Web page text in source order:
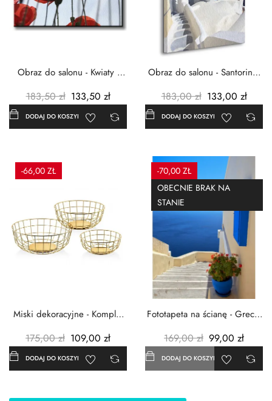
Obraz do salonu - Kwiaty -
183,50 zł 133,50 zł
DODAJ DO KOSZYKA
Obraz do salonu - Santorini -
183,00 zł 133,00 zł
DODAJ DO KOSZYKA
-66,00 ZŁ
Miski dekoracyjne - Komplet
175,00 zł 109,00 zł
DODAJ DO KOSZYKA
-70,00 ZŁ
OBECNIE BRAK NA
STANIE
Fototapeta na ścianę - Grecja
169,00 zł 99,00 zł
DODAJ DO KOSZYKA